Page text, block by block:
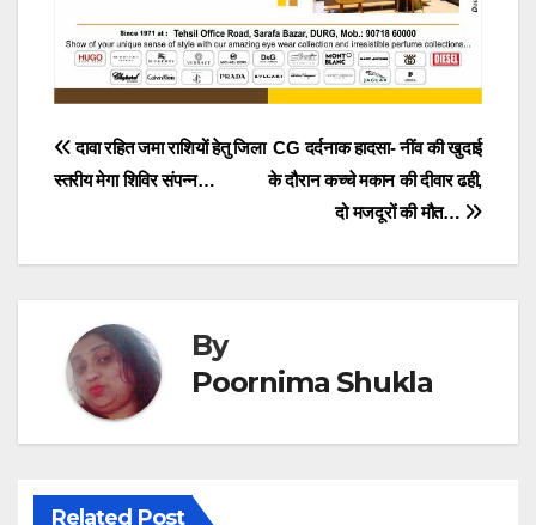
Post
navigation
CG दर्दनाक हादसा- नींव की खुदाई
के दौरान कच्चे मकान की दीवार ढही,
दो मजदूरों की मौत…
दावा रहित जमा राशियों हेतु जिला
स्तरीय मेगा शिविर संपन्न…
By
Poornima Shukla
Related Post